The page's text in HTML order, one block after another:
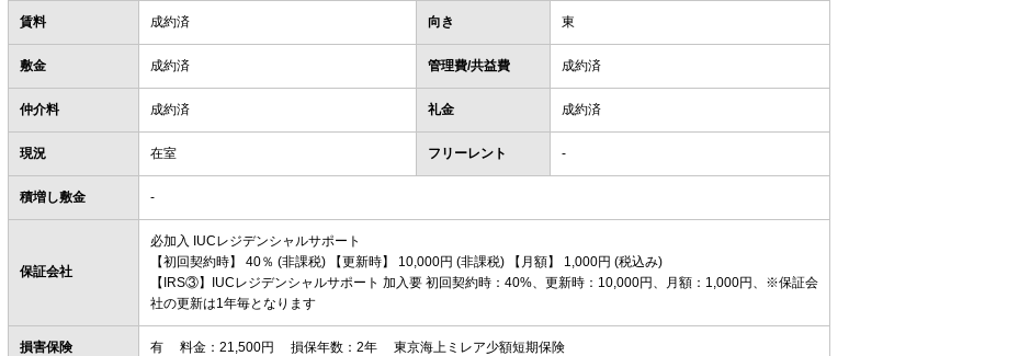
賃料 成約済 向き 東
敷金 成約済 管理費/共益費 成約済
仲介料 成約済 礼金 成約済
現況 在室 フリーレント -
積増し敷金 -
保証会社
必加入 IUCレジデンシャルサポート
【初回契約時】 40％ (非課税) 【更新時】 10,000円 (非課税) 【月額】 1,000円 (税込み)
【IRS③】IUCレジデンシャルサポート 加入要 初回契約時：40%、更新時：10,000円、月額：1,000円、※保証会
社の更新は1年毎となります
損害保険 有 料金：21,500円 損保年数：2年 東京海上ミレア少額短期保険